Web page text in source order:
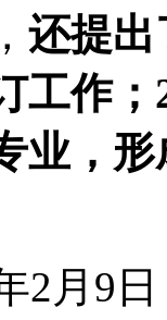
还提出
工作
业，
2月9